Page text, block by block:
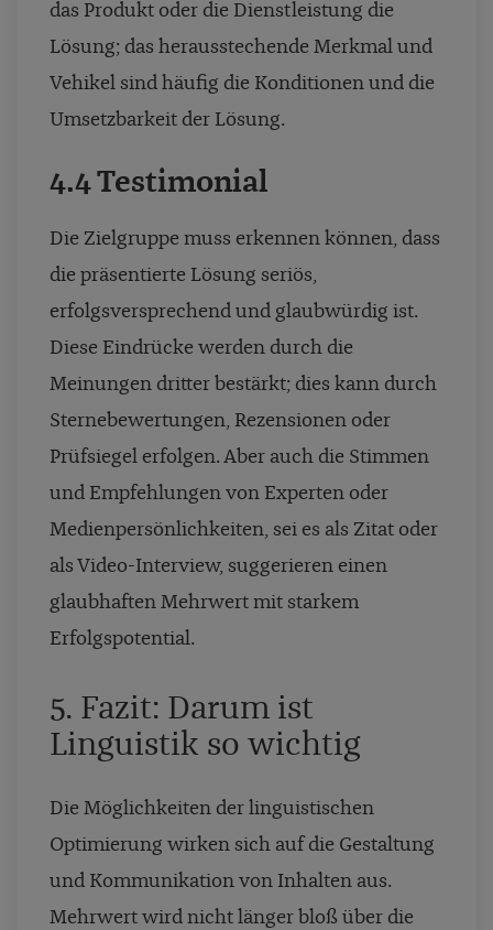
das Produkt oder die Dienstleistung die
Lösung; das herausstechende Merkmal und
Vehikel sind häufig die Konditionen und die
Umsetzbarkeit der Lösung.
4.4 Testimonial
Die Zielgruppe muss erkennen können, dass
die präsentierte Lösung seriös,
erfolgsversprechend und glaubwürdig ist.
Diese Eindrücke werden durch die
Meinungen dritter bestärkt; dies kann durch
Sternebewertungen, Rezensionen oder
Prüfsiegel erfolgen. Aber auch die Stimmen
und Empfehlungen von Experten oder
Medienpersönlichkeiten, sei es als Zitat oder
als Video-Interview, suggerieren einen
glaubhaften Mehrwert mit starkem
Erfolgspotential.
5. Fazit: Darum ist
Linguistik so wichtig
Die Möglichkeiten der linguistischen
Optimierung wirken sich auf die Gestaltung
und Kommunikation von Inhalten aus.
Mehrwert wird nicht länger bloß über die